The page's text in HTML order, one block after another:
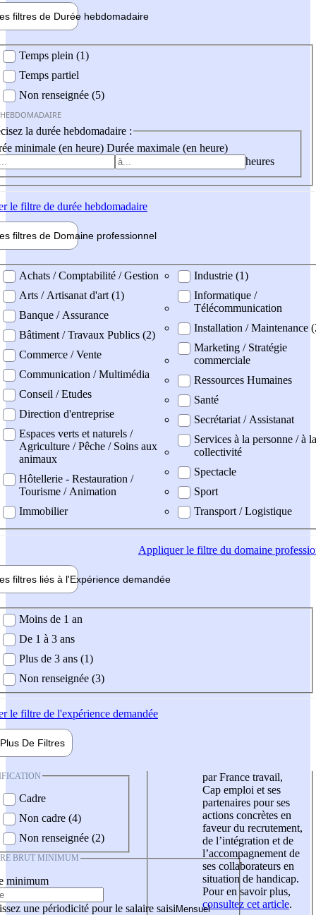
filtres de Durée hebdomadaire
Temps plein (1)
Temps partiel
Non renseignée (5)
la durée hebdomadaire :
minimale (en heure) Durée maximale (en heure)
heures
le filtre de durée hebdomadaire
filtres de Domaine professionnel
professionel
Achats / Comptabilité / Gestion
Arts / Artisanat d'art (1)
Banque / Assurance
Bâtiment / Travaux Publics (2)
Commerce / Vente
Communication / Multimédia
Conseil / Etudes
Direction d'entreprise
Espaces verts et naturels /
Agriculture / Pêche / Soins aux
animaux
Hôtellerie - Restauration /
Tourisme / Animation
Immobilier
Industrie (1)
Informatique /
Télécommunication
Installation / Maintenance
Marketing / Stratégie
commerciale
Ressources Humaines
Santé
Secrétariat / Assistanat
Services à la personne / à la
collectivité
Spectacle
Sport
Transport / Logistique
Appliquerle filtre du domaine
filtres liés à l'Expérience demandée
demandée
Moins de 1 an
De 1 à 3 ans
Plus de 3 ans (1)
Non renseignée (3)
le filtre de l'expérience demandée
Plus De Filtres
Cadre
Non cadre (4)
Non renseignée (2)
BRUT MINIMUM
minimum
une périodicité pour le salaire saisi
par France travail,
Cap emploi et ses
partenaires pour ses
actions concrètes en
faveur du recrutement,
de l’intégration et de
l’accompagnement de
ses collaborateurs en
situation de handicap.
Pour en savoir plus,
consultez cet article.